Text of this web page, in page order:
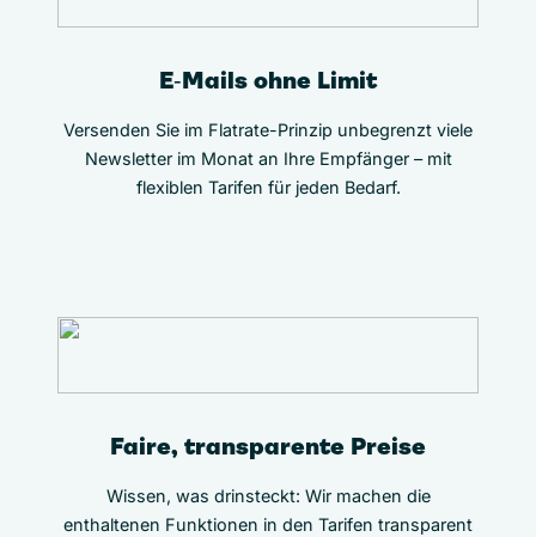
E‑Mails ohne Limit
Versenden Sie im Flatrate-Prinzip unbegrenzt viele
Newsletter im Monat an Ihre Empfänger – mit
flexiblen Tarifen für jeden Bedarf.
Faire, transparente Preise
Wissen, was drinsteckt: Wir machen die
enthaltenen Funktionen in den Tarifen transparent